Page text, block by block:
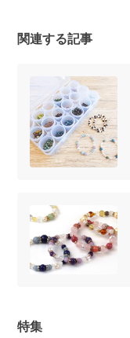
関連する記事
特集